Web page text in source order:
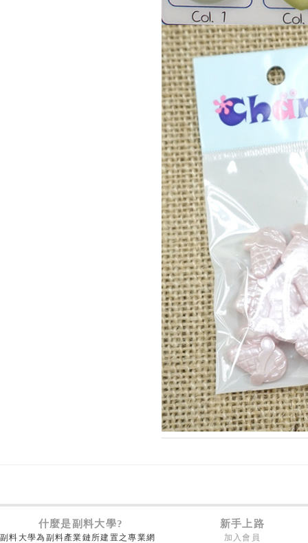
什麼是副料大學? 新手上路
副料大學為副料產業鏈所建置之專業網 加入會員